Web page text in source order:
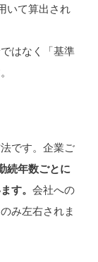
いて算出され
はなく「基準
です。企業ご
続年数ごとに
す。 会社への
み左右されま